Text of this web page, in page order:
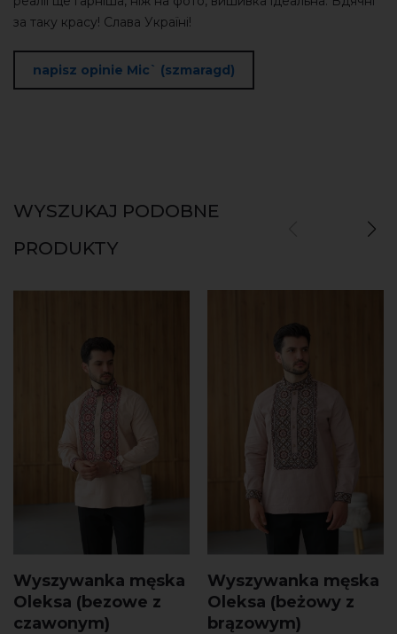
за таку красу! Слава Україні!
napisz opinie Mic` (szmaragd)
WYSZUKAJ PODOBNE
PRODUKTY
Wyszywanka męska
Oleksa (bezowe z
czawonym)
Wyszywanka męska
Oleksa (beżowy z
brązowym)